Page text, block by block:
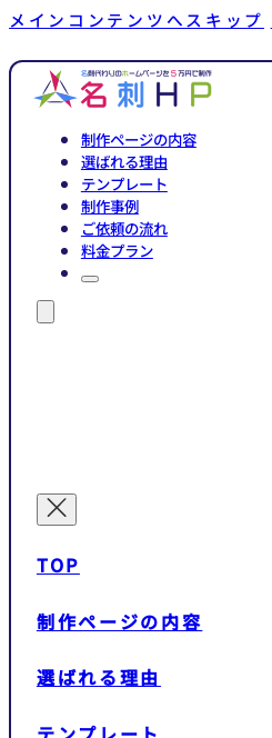
メインコンテンツへスキップ
制作ページの内容
選ばれる理由
テンプレート
制作事例
ご依頼の流れ
料金プラン
TOP
制作ページの内容
選ばれる理由